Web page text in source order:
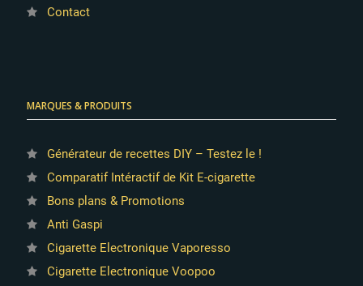
Contact
MARQUES & PRODUITS
Générateur de recettes DIY – Testez le !
Comparatif Intéractif de Kit E-cigarette
Bons plans & Promotions
Anti Gaspi
Cigarette Electronique Vaporesso
Cigarette Electronique Voopoo